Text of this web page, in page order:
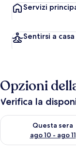
Servizi
Sentirsi a casa
Opzioni
Verifica la
Questa sera
ago 10 - ago 11
Verifica la